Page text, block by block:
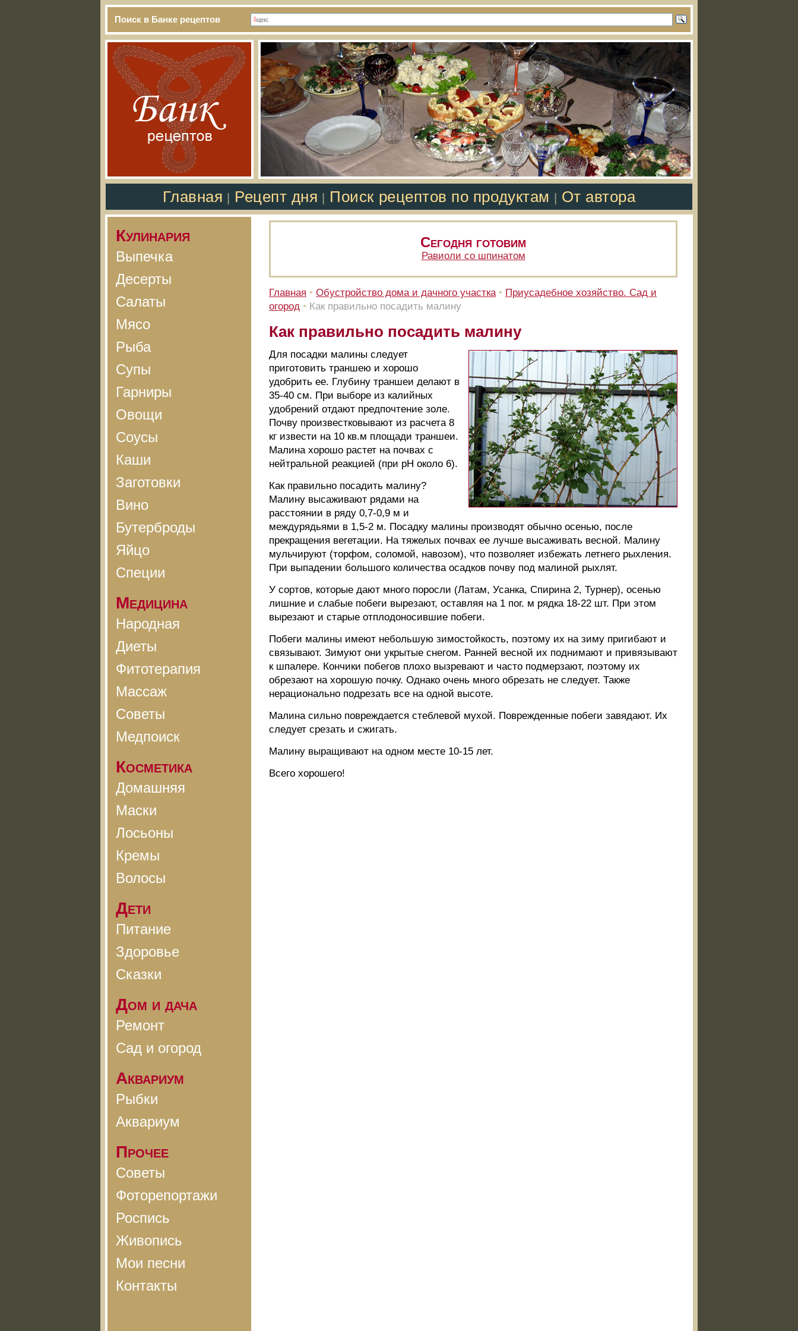
Поиск в Банке рецептов
Главная Рецепт дня Поиск рецептов по продуктам От автора
Кулинария
Выпечка
Десерты
Салаты
Мясо
Рыба
Супы
Гарниры
Овощи
Соусы
Каши
Заготовки
Вино
Бутерброды
Яйцо
Специи
Медицина
Народная
Диеты
Фитотерапия
Массаж
Советы
Медпоиск
Косметика
Домашняя
Маски
Лосьоны
Кремы
Волосы
Дети
Питание
Здоровье
Сказки
Дом и дача
Ремонт
Сад и огород
Аквариум
Рыбки
Аквариум
Прочее
Советы
Фоторепортажи
Роспись
Живопись
Мои песни
Контакты
Сегодня готовим
Равиоли со шпинатом
Главная • Обустройство дома и дачного участка • Приусадебное хозяйство. Сад и
огород • Как правильно посадить малину
Как правильно посадить малину
Для посадки малины следует
приготовить траншею и хорошо
удобрить ее. Глубину траншеи делают в
35-40 см. При выборе из калийных
удобрений отдают предпочтение золе.
Почву произвестковывают из расчета 8
кг извести на 10 кв.м площади траншеи.
Малина хорошо растет на почвах с
нейтральной реакцией (при рН около 6).
Как правильно посадить малину?
Малину высаживают рядами на
расстоянии в ряду 0,7-0,9 м и
междурядьями в 1,5-2 м. Посадку малины производят обычно осенью, после
прекращения вегетации. На тяжелых почвах ее лучше высаживать весной. Малину
мульчируют (торфом, соломой, навозом), что позволяет избежать летнего рыхления.
При выпадении большого количества осадков почву под малиной рыхлят.
У сортов, которые дают много поросли (Латам, Усанка, Спирина 2, Турнер), осенью
лишние и слабые побеги вырезают, оставляя на 1 пог. м рядка 18-22 шт. При этом
вырезают и старые отплодоносившие побеги.
Побеги малины имеют небольшую зимостойкость, поэтому их на зиму пригибают и
связывают. Зимуют они укрытые снегом. Ранней весной их поднимают и привязывают
к шпалере. Кончики побегов плохо вызревают и часто подмерзают, поэтому их
обрезают на хорошую почку. Однако очень много обрезать не следует. Также
нерационально подрезать все на одной высоте.
Малина сильно повреждается стеблевой мухой. Поврежденные побеги завядают. Их
следует срезать и сжигать.
Малину выращивают на одном месте 10-15 лет.
Всего хорошего!